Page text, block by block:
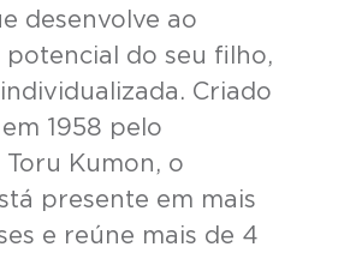
desenvolve ao
potencial do seu filho,
Criado
1958 pelo
Kumon, o
presente em mais
e reúne mais de 4